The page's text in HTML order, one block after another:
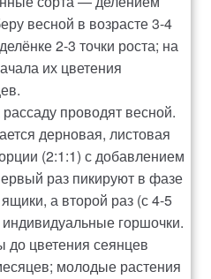
весной в возрасте 3-4
2-3 точки роста; на
их цветения
проводят весной.
дерновая, листовая
(2:1:1) с добавлением
раз пикируют в фазе
а второй раз (с 4-5
горшочки.
до цветения сеянцев
молодые растения